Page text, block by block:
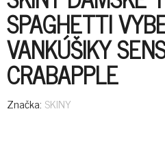
SPAGHETTI
VANKÚŠIKY
CRABAPPLE
Značka: SKINY